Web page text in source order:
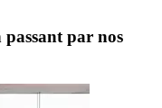
passant par nos